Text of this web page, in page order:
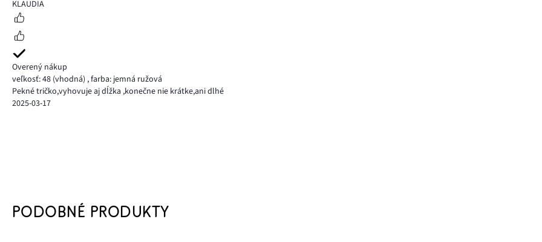
KLAUDIA
Overený nákup
veľkosť: 48 (vhodná) ,farba: jemná ružová
Pekné tričko,vyhovuje aj dĺžka ,konečne nie krátke,ani dlhé
2025-03-17
PODOBNÉ PRODUKTY